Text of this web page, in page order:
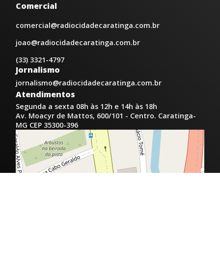
Comercial
comercial@radiocidadecaratinga.com.br
joao@radiocidadecaratinga.com.br
(33) 3321-4797
Jornalismo
jornalismo@radiocidadecaratinga.com.br
Atendimentos
Segunda a sexta 08h às 12h e 14h às 18h
Av. Moacyr de Mattos, 600/101 - Centro. Caratinga-
MG CEP 35300-396